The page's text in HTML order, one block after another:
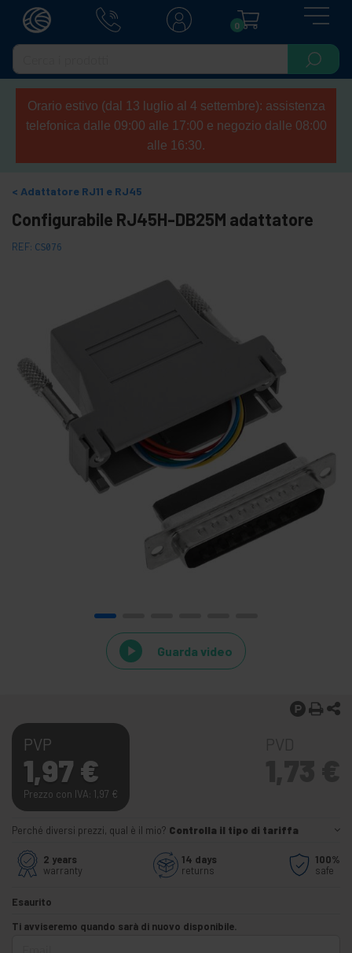
0
Orario estivo (dal 13 luglio al 4 settembre): assistenza
telefonica dalle 09:00 alle 17:00 e negozio dalle 08:00
alle 16:30.
Adattatore RJ11 e RJ45
Configurabile RJ45H-DB25M adattatore
REF: CS076
Guarda video
PVP
1,97 €
Prezzo con IVA: 1,97 €
Perché diversi prezzi, qual è il mio? Controlla il tipo di tariffa
2 years
warranty
14 days
returns
100%
safe
Esaurito
Ti avviseremo quando sarà di nuovo disponibile.